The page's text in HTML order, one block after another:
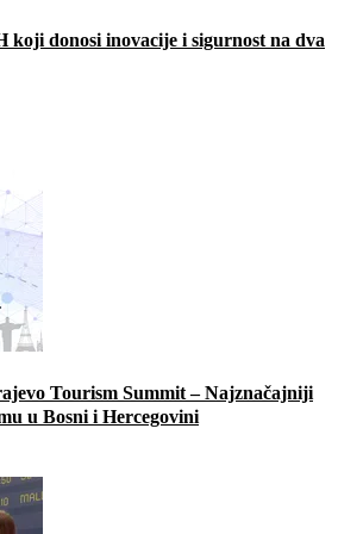
donosi inovacije i sigurnost na dva
Tourism Summit – Najznačajniji
u Bosni i Hercegovini